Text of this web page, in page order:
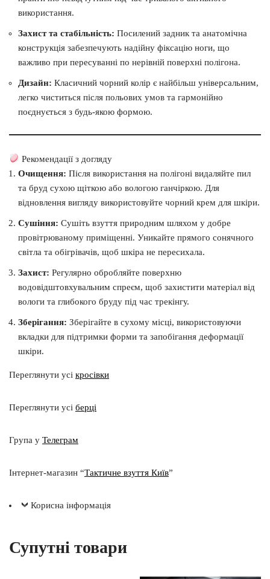
використання.
Захист та стабільність: Посилений задник та анатомічна
конструкція забезпечують надійну фіксацію ноги, що
важливо при пересуванні по нерівній поверхні полігона.
Дизайн: Класичний чорний колір є найбільш універсальним,
легко чиститься після польових умов та гармонійно
поєднується з будь-якою формою.
Рекомендації з догляду
Очищення: Після використання на полігоні видаляйте пил
та бруд сухою щіткою або вологою ганчіркою. Для
відновлення вигляду використовуйте чорний крем для шкіри.
Сушіння: Сушіть взуття природним шляхом у добре
провітрюваному приміщенні. Уникайте прямого сонячного
світла та обігрівачів, щоб шкіра не пересихала.
Захист: Регулярно обробляйте поверхню
водовідштовхувальним спреєм, щоб захистити матеріал від
вологи та глибокого бруду під час трекінгу.
Зберігання: Зберігайте в сухому місці, використовуючи
вкладки для підтримки форми та запобігання деформації
шкіри.
Переглянути усі кросівки
Переглянути усі берці
Група у Телеграм
Інтернет-магазин “Тактичне взуття Київ”
Корисна інформація
Супутні товари